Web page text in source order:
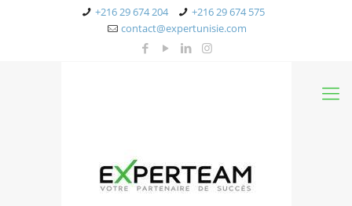
+216 29 674 204
+216 29 674 575
contact@expertunisie.com